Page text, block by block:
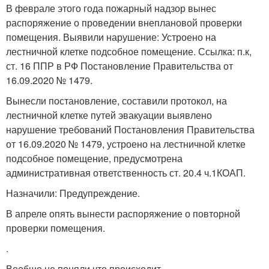
В феврале этого года пожарный надзор вынес
распоряжение о проведении внеплановой проверки
помещения. Выявили нарушение: Устроено на
лестничной клетке подсобное помещение. Ссылка: п.к,
ст. 16 ППР в РФ Постановление Правительства от
16.09.2020 № 1479.
Вынесли постановление, составили протокол, на
лестничной клетке путей эвакуации выявлено
нарушение требований Постановления Правительства
от 16.09.2020 № 1479, устроено на лестничной клетке
подсобное помещение, предусмотрена
административная ответственность ст. 20.4 ч.1КОАП.
Назначили: Предупреждение.
В апреле опять вынести распоряжение о повторной
проверки помещения.
.